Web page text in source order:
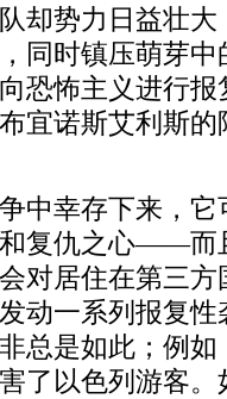
却势力日益壮
同时镇压萌芽
恐怖主义进行报
宜诺斯艾利斯
中幸存下来，
复仇之心——而
对居住在第三
动一系列报复
总是如此；例如
了以色列游客